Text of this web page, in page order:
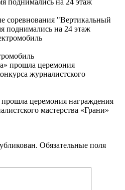
соревнования "Вертикальный
поднимались на 24 этаж
церемония награждения
мастерства «Грани»
Обязательные поля